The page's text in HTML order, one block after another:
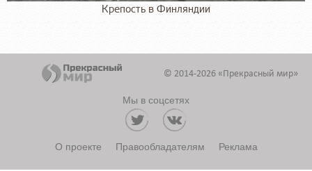
Крепость в Финляндии
© 2014-2026 «Прекрасный мир»
Мы в соцсетях
О проекте Правообладателям Реклама